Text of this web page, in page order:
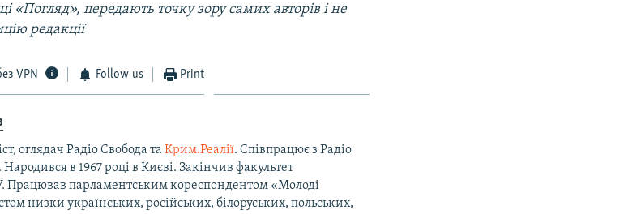
«Погляд», передають точку зору самих авторів і не
редакції
VPN Follow us Print
оглядач Радіо Свобода таКрим.Реалії. Співпрацює з Радіо
Народився в 1967 році в Києві. Закінчив факультет
Працював парламентським кореспондентом «Молоді
низки українських, російських, білоруських, польських,